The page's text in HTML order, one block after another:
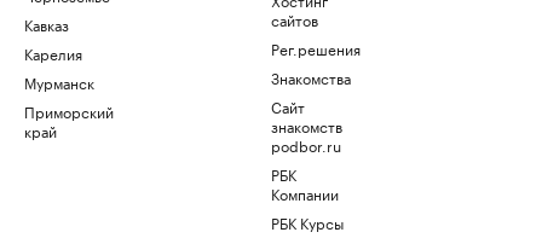
Кавказ
Карелия
Мурманск
Приморский
край
сайтов
Рег.решения
Знакомства
Сайт
знакомств
podbor.ru
РБК
Компании
РБК Курсы